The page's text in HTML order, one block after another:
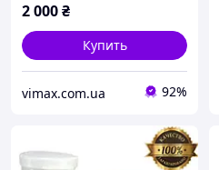
2 000₴
Купить
vimax.com.ua 92%